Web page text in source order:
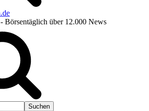
- Börsentäglich über 12.000 News